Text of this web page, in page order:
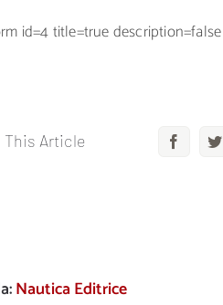
id=4 title=true
This Article
Nautica Editrice